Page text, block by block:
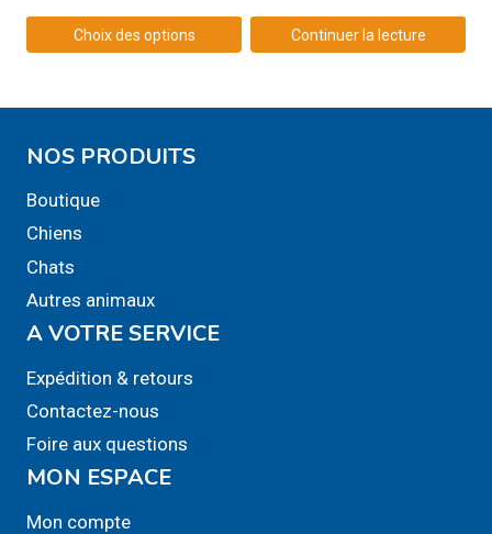
prix :
19,99$
Choix des options
plusieurs
options
peuvent
être
choisies
page
du
produit
Continuer la lecture
NOS PRODUITS
Boutique
Chiens
Chats
Autres animaux
A VOTRE SERVICE
Expédition & retours
Contactez-nous
Foire aux questions
MON ESPACE
Mon compte